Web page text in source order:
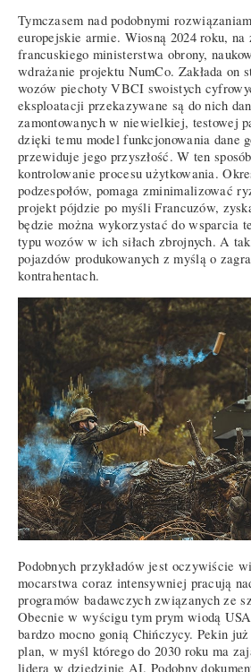
Tymczasem nad podobnymi
europejskie armie. Wiosną 2024 roku, na
francuskiego ministerstwa obrony,
wdrażanie projektu NumCo. Zakłada on
wozów piechoty VBCI swoistych
eksploatacji przekazywane są do nich
zamontowanych w niewielkiej, testowej
dzięki temu model funkcjonowania dane
przewiduje jego przyszłość. W ten
kontrolowanie procesu użytkowania.
podzespołów, pomaga zminimalizować
projekt pójdzie po myśli Francuzów,
będzie można wykorzystać do wsparcia
typu wozów w ich siłach zbrojnych. A
pojazdów produkowanych z myślą o
kontrahentach.
Podobnych przykładów jest oczywiście
mocarstwa coraz intensywniej pracują
programów badawczych związanych ze
Obecnie w wyścigu tym prym wiodą
bardzo mocno gonią Chińczycy. Pekin już
plan, w myśl którego do 2030 roku ma
lidera w dziedzinie AI. Podobny